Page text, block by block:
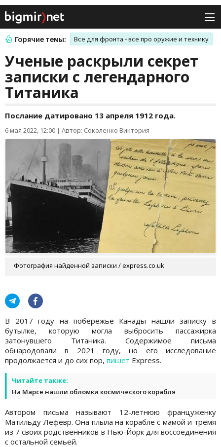
Горячие темы: Все для фронта - все про оружие и технику
Ученые раскрыли секрет
записки с легендарного
Титаника
Послание датировано 13 апреля 1912 года.
6 мая 2022, 12:00 | Автор: Соколенко Виктория
Фотография найденной записки / express.co.uk
В 2017 году на побережье Канады нашли записку в
бутылке, которую могла выбросить пассажирка
затонувшего Титаника. Содержимое письма
обнародовали в 2021 году, но его исследование
продолжается и до сих пор, пишет Express.
Читайте также:
На Марсе нашли обломки космического корабля
Автором письма называют 12-летнюю француженку
Матильду Лефевр. Она плыла на корабле с мамой и тремя
из 7 своих родственников в Нью-Йорк для воссоединения
с остальной семьей.